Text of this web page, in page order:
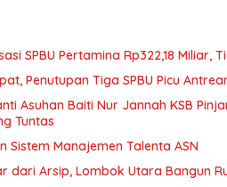
SPBU Pertamina Rp322,18 Miliar,
Penutupan Tiga SPBU Picu
Asuhan Baiti Nur Jannah KSB
Tuntas
Sistem Manajemen Talenta ASN
dari Arsip, Lombok Utara Bangun